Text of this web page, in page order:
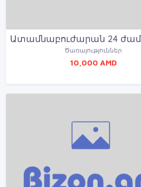
Ծառայություններ
10,000 AMD